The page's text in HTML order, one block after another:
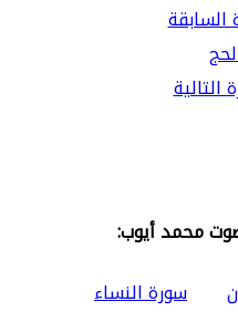
السابقة
التالية
محمد أيوب:
سورة النساء